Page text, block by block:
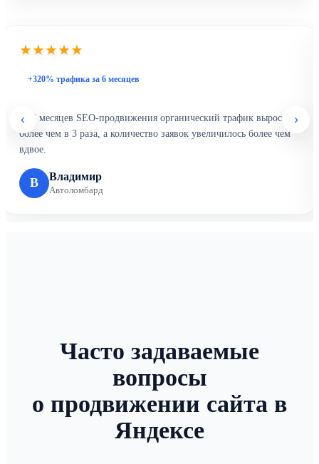
‹
★★★★★
+320% трафика за 6 месяцев
За 6 месяцев SEO-продвижения органический трафик вырос
более чем в 3 раза, а количество заявок увеличилось более чем
вдвое.
В Владимир
Автоломбард
›
Часто задаваемые
вопросы
о продвижении сайта в
Яндексе